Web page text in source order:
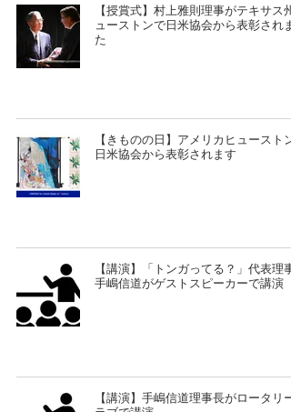
【授賞式】村上雅則理事がテキサス
ューストンで日米協会から表彰され
た
【きものの日】アメリカヒュースト
日米協会から表彰されます
【講演】「トンガってる？」代表理
手嶋信道がゲストスピーカーで講演
【講演】手嶋信道理事長がロータリ